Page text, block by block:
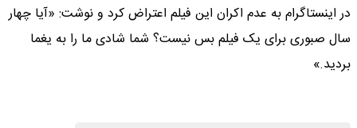
در اینستاگرام به عدم اکران این فیلم اعتراض کرد و نوشت: «آیا چهار
سال صبوری برای یک فیلم بس نیست؟ شما شادی ما را به یغما
بردید.»